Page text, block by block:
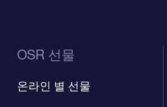
OSR 선물
온라인 별 선물